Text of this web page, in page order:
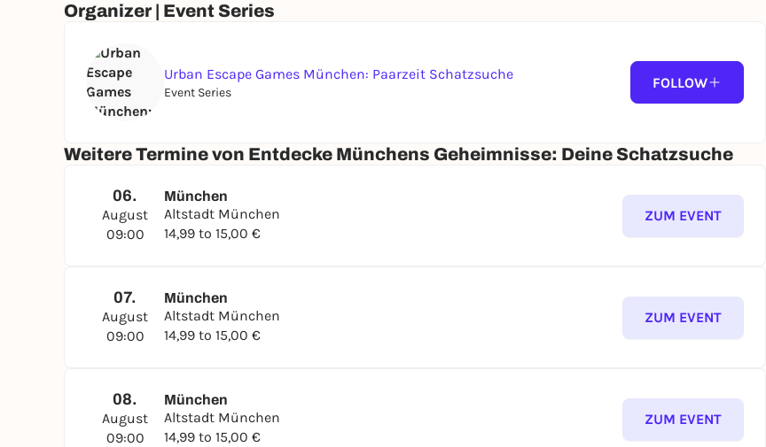
Organizer | Event Series
Urban Escape Games München: Paarzeit Schatzsuche
Event Series
FOLLOW
Weitere Termine von Entdecke Münchens Geheimnisse: Deine Schatzsuche
06.
August
09:00
München
Altstadt München
14,99 to 15,00 €
ZUM EVENT
07.
August
09:00
München
Altstadt München
14,99 to 15,00 €
ZUM EVENT
08.
August
09:00
München
Altstadt München
14,99 to 15,00 €
ZUM EVENT